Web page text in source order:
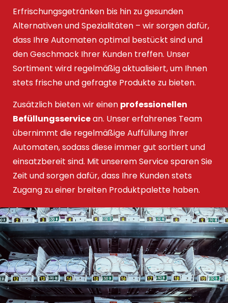
Erfrischungsgetränken bis hin zu gesunden
Alternativen und Spezialitäten – wir sorgen dafür,
dass Ihre Automaten optimal bestückt sind und
den Geschmack Ihrer Kunden treffen. Unser
Sortiment wird regelmäßig aktualisiert, um Ihnen
stets frische und gefragte Produkte zu bieten.
Zusätzlich bieten wir einen professionellen
Befüllungsservicean. Unser erfahrenes Team
übernimmt die regelmäßige Auffüllung Ihrer
Automaten, sodass diese immer gut sortiert und
einsatzbereit sind. Mit unserem Service sparen Sie
Zeit und sorgen dafür, dass Ihre Kunden stets
Zugang zu einer breiten Produktpalette haben.